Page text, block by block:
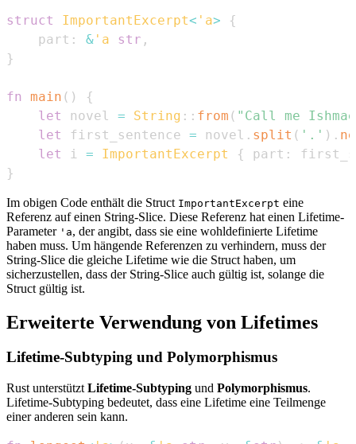
struct ImportantExcerpt< 'a>
{
    part
: & 'a str ,
}
fn main ( )
{
let
novel = String :: from ( "Call me
let
first_sentence = novel . split ( '.' ) .
let
i = ImportantExcerpt { part :
}
Im obigen Code enthält die Struct ImportantExcerpt eine
Referenz auf einen String-Slice. Diese Referenz hat einen Lifetime-
Parameter 'a, der angibt, dass sie eine wohldefinierte Lifetime
haben muss. Um hängende Referenzen zu verhindern, muss der
String-Slice die gleiche Lifetime wie die Struct haben, um
sicherzustellen, dass der String-Slice auch gültig ist, solange die
Struct gültig ist.
Erweiterte Verwendung von Lifetimes
Lifetime-Subtyping und Polymorphismus
Rust unterstützt Lifetime-Subtyping und Polymorphismus.
Lifetime-Subtyping bedeutet, dass eine Lifetime eine Teilmenge
einer anderen sein kann.